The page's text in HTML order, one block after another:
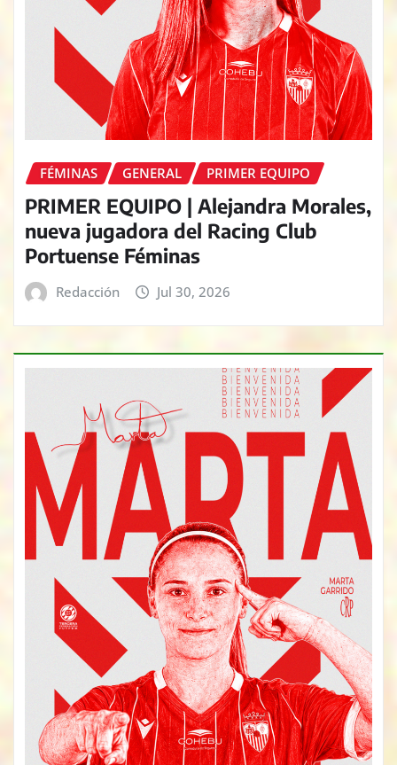
FÉMINAS GENERAL PRIMER EQUIPO
PRIMER EQUIPO | Alejandra Morales,
nueva jugadora del Racing Club
Portuense Féminas
Redacción Jul 30, 2026